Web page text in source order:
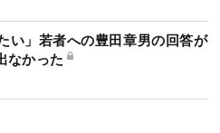
い」若者への豊田章男の回答が
なかった